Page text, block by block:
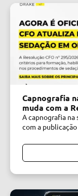
Capnografia
muda com a
A capnografia
com a